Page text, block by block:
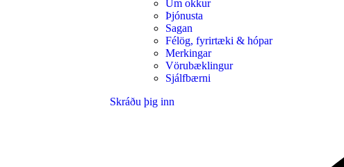
Um okkur
Þjónusta
Sagan
Félög, fyrirtæki & hópar
Merkingar
Vörubæklingur
Sjálfbærni
Skráðu þig inn